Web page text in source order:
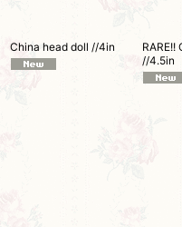
China head doll //4in
RARE!!
//4.5in